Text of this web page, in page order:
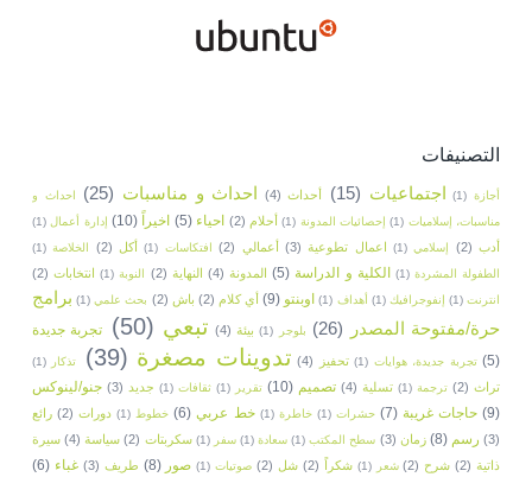
التصنيفات
أجازة (1) اجتماعيات (15) أحداث (4) احداث و مناسبات (25)
احداث و
مناسبات، إسلاميات (1) إحصائيات المدونة (1) أحلام (2) احياء (5) اخيراً (10) إدارة أعمال (1)
أدب (2) إسلامي (1) اعمال تطوعية (3) أعمالي (2) افتكاسات (1) أكل (2) الخلاصة (1)
الطفولة المشردة (1) الكلية و الدراسة (5) المدونة (4) النهاية (2) النوبة (1) انتخابات (2)
انترنت (1) إنفوجرافيك (1) أهداف (1) اوبنتو (9) أي كلام (2) باش (2) بحث علمي (1) برامج
حرة/مفتوحة المصدر
(26) بلوجر (1) بيئة (4) تبعي (50)
تجربة جديدة
(5) تجربة جديدة، هوايات (1) تحفيز (4) تدوينات مصغرة (39) تذكار (1)
تراث (2) ترجمة (1) تسلية (4) تصميم (10) تقرير (1) ثقافات (1) جديد (3) جنو/لينوكس
(9) حاجات غريبة (7) حشرات (1) خاطرة (1) خط عربي (6) خطوط (1) دورات (2) رائع
(3) رسم (8) زمان (3) سطح المكتب (1) سعادة (1) سفر (1) سكربتات (2) سياسة (4) سيرة
ذاتية (2) شرح (2) شعر (1) شكراً (2) شل (2) صوتيات (1) صور (8) طريف (3) غباء (6)